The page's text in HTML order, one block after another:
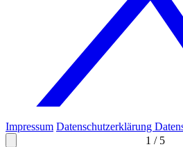
1 / 5
Impressum Datenschutzerklärung